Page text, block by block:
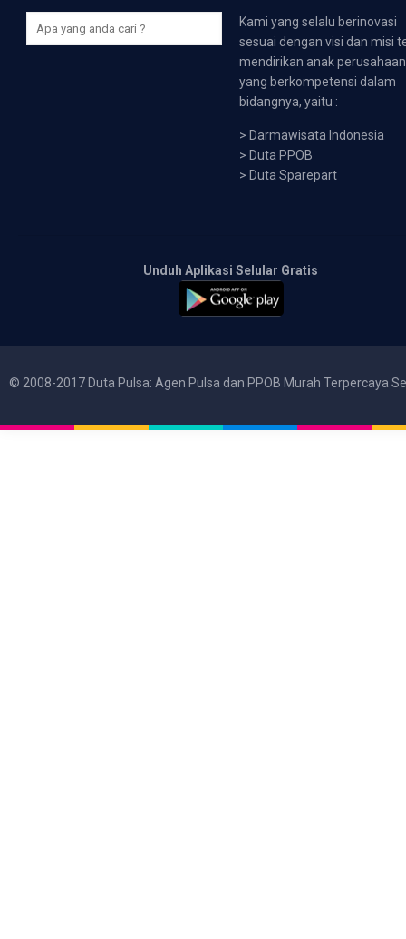
Kami yang selalu berinovasi
sesuai dengan visi dan misi
mendirikan anak perusahaan
yang berkompetensi dalam
bidangnya, yaitu :
> Darmawisata Indonesia
> Duta PPOB
> Duta Sparepart
Unduh Aplikasi Selular Gratis
© 2008-2017 Duta Pulsa: Agen Pulsa dan PPOB Murah Terpercaya